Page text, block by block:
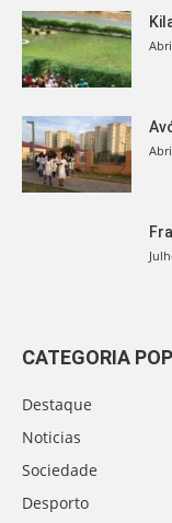
CATEGORIA
Destaque
Noticias
Sociedade
Desporto